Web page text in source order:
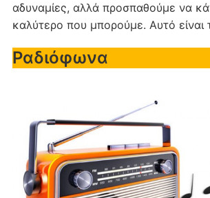
αδυναμίες, αλλά προσπαθούμε να
καλύτερο που μπορούμε. Αυτό είναι
Ραδιόφωνα